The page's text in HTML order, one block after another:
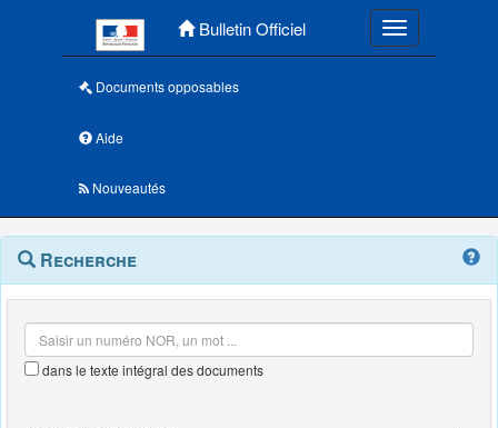
Bulletin Officiel Toggle
Documents opposables
Aide
Nouveautés
Navigation
outils
Menu
contextuel
Recherche
dans le texte intégral des documents